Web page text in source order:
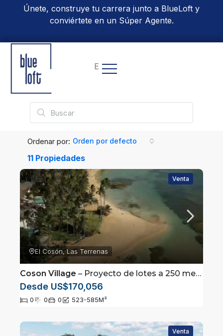
Únete, construye tu carrera junto a BlueLoft y
conviértete en un Súper Agente.
EN
11 Propiedades
Ordenar por: Orden por defecto
Venta
El Cosón, Las Terrenas
Coson Village – Proyecto de lotes a 250 metros de la playa
Desde US$170,056
0 0 0 523-585M²
Venta